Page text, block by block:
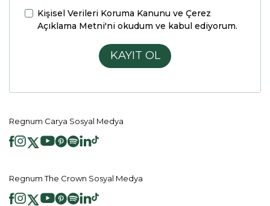
Kişisel Verileri Koruma Kanunu ve Çerez
Açıklama Metni'ni okudum ve kabul ediyorum.
KAYIT OL
Regnum Carya Sosyal Medya
Regnum The Crown Sosyal Medya